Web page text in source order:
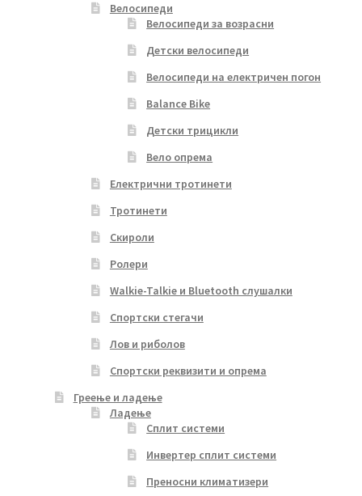
Велосипеди
Велосипеди за возрасни
Детски велосипеди
Велосипеди на електричен погон
Balance Bike
Детски трицикли
Вело опрема
Електрични тротинети
Тротинети
Скироли
Ролери
Walkie-Talkie и Bluetooth слушалки
Спортски стегачи
Лов и риболов
Спортски реквизити и опрема
Греење и ладење
Ладење
Сплит системи
Инвертер сплит системи
Преносни климатизери